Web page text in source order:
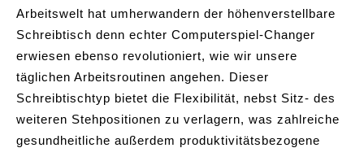
Arbeitswelt hat umherwandern der höhenverstellbare
Schreibtisch denn echter Computerspiel-Changer
erwiesen ebenso revolutioniert, wie wir unsere
täglichen Arbeitsroutinen angehen. Dieser
Schreibtischtyp bietet die Flexibilität, nebst Sitz- des
weiteren Stehpositionen zu verlagern, was zahlreiche
gesundheitliche außerdem produktivitätsbezogene